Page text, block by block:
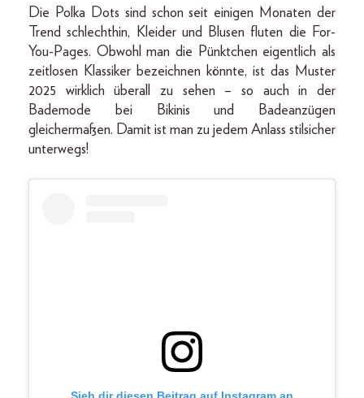
Die Polka Dots sind schon seit einigen Monaten der
Trend schlechthin, Kleider und Blusen fluten die For-
You-Pages. Obwohl man die Pünktchen eigentlich als
zeitlosen Klassiker bezeichnen könnte, ist das Muster
2025 wirklich überall zu sehen – so auch in der
Bademode bei Bikinis und Badeanzügen
gleichermaßen. Damit ist man zu jedem Anlass stilsicher
unterwegs!
Sieh dir diesen Beitrag auf Instagram an